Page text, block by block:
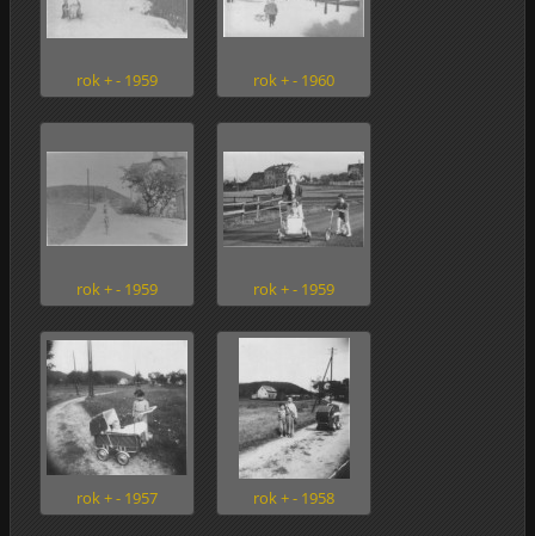
rok + - 1959 rok + - 1960
rok + - 1959 rok + - 1959
rok + - 1957 rok + - 1958